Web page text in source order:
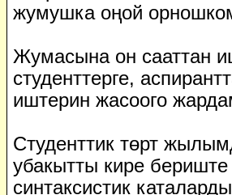
жумушка оңой
Жумасына он сааттан
студенттерге,
иштерин жасоого
Студенттик төрт
убакытты кире
синтаксистик